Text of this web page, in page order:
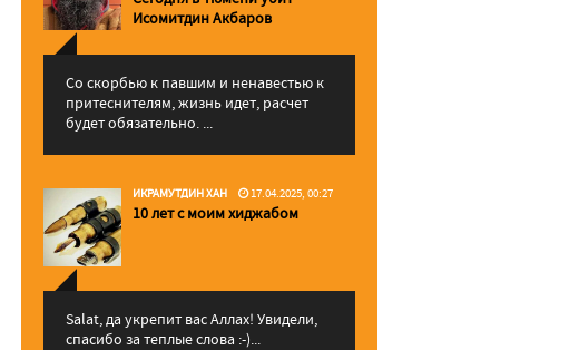
Исомитдин Акбаров
Со скорбью к павшим и ненавестью к
притеснителям, жизнь идет, расчет
будет обязательно. ...
ИКРАМУТДИН ХАН 17.04.2025, 00:27
10 лет с моим хиджабом
Salat, да укрепит вас Аллаx! Увидели,
спасибо за теплые слова :-)...